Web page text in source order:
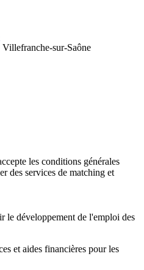
sur-Saône
les conditions générales
des services de matching et
le développement de l'emploi des
et aides financières pour les